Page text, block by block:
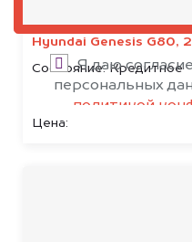
Hyundai Genesis G80,
Состояние:Кредитное
Цена:
Я даю
персональных
политикой